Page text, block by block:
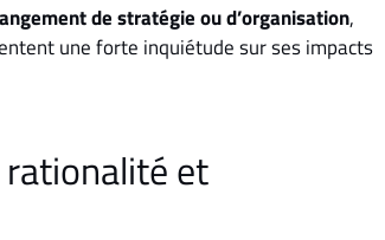
de stratégie ou d’organisation,
une forte inquiétude sur ses impacts
et